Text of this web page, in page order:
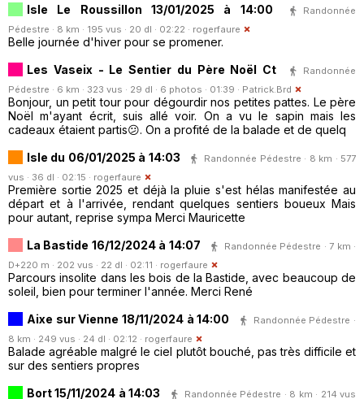
Isle Le Roussillon 13/01/2025 à 14:00
Randonnée
Pédestre · 8 km · 195 vus · 20 dl · 02:22 · rogerfaure
Belle journée d'hiver pour se promener.
Les Vaseix - Le Sentier du Père Noël Ct
Randonnée
Pédestre · 6 km · 323 vus · 29 dl · 6 photos · 01:39 · Patrick.Brd
Bonjour, un petit tour pour dégourdir nos petites pattes. Le père
Noël m'ayant écrit, suis allé voir. On a vu le sapin mais les
cadeaux étaient partis😕. On a profité de la balade et de quelq
Isle du 06/01/2025 à 14:03
Randonnée Pédestre · 8 km · 577
vus · 36 dl · 02:15 · rogerfaure
Première sortie 2025 et déjà la pluie s'est hélas manifestée au
départ et à l'arrivée, rendant quelques sentiers boueux Mais
pour autant, reprise sympa Merci Mauricette
La Bastide 16/12/2024 à 14:07
Randonnée Pédestre · 7 km ·
D+220 m · 202 vus · 22 dl · 02:11 · rogerfaure
Parcours insolite dans les bois de la Bastide, avec beaucoup de
soleil, bien pour terminer l'année. Merci René
Aixe sur Vienne 18/11/2024 à 14:00
Randonnée Pédestre ·
8 km · 249 vus · 24 dl · 02:12 · rogerfaure
Balade agréable malgré le ciel plutôt bouché, pas très difficile et
sur des sentiers propres
Bort 15/11/2024 à 14:03
Randonnée Pédestre · 8 km · 214 vus